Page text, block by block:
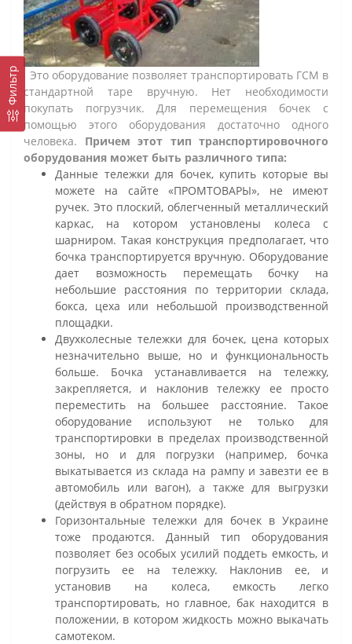
Фильтр
Это оборудование позволяет транспортировать ГСМ в
стандартной таре вручную. Нет необходимости
покупать погрузчик. Для перемещения бочек с
помощью этого оборудования достаточно одного
человека. Причем этот тип транспортировочного
оборудования может быть различного типа:
Данные тележки для бочек, купить которые вы
можете на сайте «ПРОМТОВАРЫ», не имеют
ручек. Это плоский, облегченный металлический
каркас, на котором установлены колеса с
шарниром. Такая конструкция предполагает, что
бочка транспортируется вручную. Оборудование
дает возможность перемещать бочку на
небольшие расстояния по территории склада,
бокса, цеха или небольшой производственной
площадки.
Двухколесные тележки для бочек, цена которых
незначительно выше, но и функциональность
больше. Бочка устанавливается на тележку,
закрепляется, и наклонив тележку ее просто
переместить на большее расстояние. Такое
оборудование используют не только для
транспортировки в пределах производственной
зоны, но и для погрузки (например, бочка
выкатывается из склада на рампу и завезти ее в
автомобиль или вагон), а также для выгрузки
(действуя в обратном порядке).
Горизонтальные тележки для бочек в Украине
тоже продаются. Данный тип оборудования
позволяет без особых усилий поддеть емкость, и
погрузить ее на тележку. Наклонив ее, и
установив на колеса, емкость легко
транспортировать, но главное, бак находится в
положении, в котором жидкость можно выкачать
самотеком.